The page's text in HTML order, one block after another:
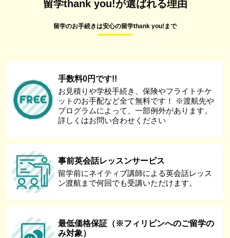
留学thank you!が選ばれる理由
留学のお手続きは安心の留学thank you!まで
手数料0円です!!
お見積りや学校手続き、保険やフライトチケ
ットのお手配など全て無料です！ ※渡航先や
プログラムによって、一部例外があります。
詳しくはお問い合わせください
事前英会話レッスンサービス
留学前にネイティブ講師による英会話レッス
ン渡航まで何回でも受講いただけます。
最低価格保証（※フィリピンへのご留学の
み対象）